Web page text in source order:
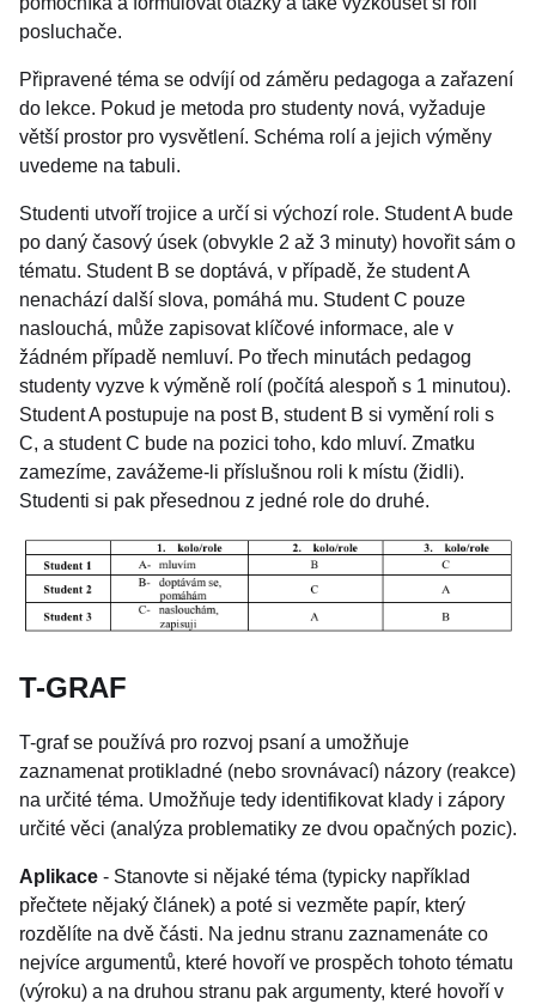
posluchače.
Připravené téma se odvíjí od záměru pedagoga a zařazení
do lekce. Pokud je metoda pro studenty nová, vyžaduje
větší prostor pro vysvětlení. Schéma rolí a jejich výměny
uvedeme na tabuli.
Studenti utvoří trojice a určí si výchozí role. Student A bude
po daný časový úsek (obvykle 2 až 3 minuty) hovořit sám o
tématu. Student B se doptává, v případě, že student A
nenachází další slova, pomáhá mu. Student C pouze
naslouchá, může zapisovat klíčové informace, ale v
žádném případě nemluví. Po třech minutách pedagog
studenty vyzve k výměně rolí (počítá alespoň s 1 minutou).
Student A postupuje na post B, student B si vymění roli s
C, a student C bude na pozici toho, kdo mluví. Zmatku
zamezíme, zavážeme-li příslušnou roli k místu (židli).
Studenti si pak přesednou z jedné role do druhé.
T-GRAF
T-graf se používá pro rozvoj psaní a umožňuje
zaznamenat protikladné (nebo srovnávací) názory (reakce)
na určité téma. Umožňuje tedy identifikovat klady i zápory
určité věci (analýza problematiky ze dvou opačných pozic).
Aplikace - Stanovte si nějaké téma (typicky například
přečtete nějaký článek) a poté si vezměte papír, který
rozdělíte na dvě části. Na jednu stranu zaznamenáte co
nejvíce argumentů, které hovoří ve prospěch tohoto tématu
(výroku) a na druhou stranu pak argumenty, které hovoří v